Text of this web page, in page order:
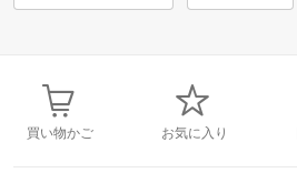
買い物かご お気に入り